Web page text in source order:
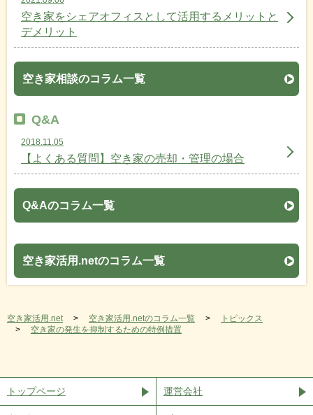
空き家をシェアオフィスとして活用するメリットと
デメリット
空き家相談のコラム一覧
Q&A
2018.11.05
【よくある質問】空き家の売却・管理の場合
Q&Aのコラム一覧
空き家活用.netのコラム一覧
空き家活用.net 空き家活用.netのコラム一覧
トピックス
空き家の発生を抑制するための特例措置
トップページ 運営会社